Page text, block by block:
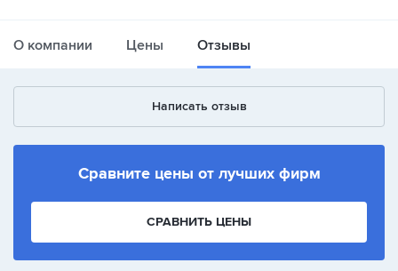
О компании Цены Отзывы
Написать отзыв
Сравните цены от лучших фирм
СРАВНИТЬ ЦЕНЫ